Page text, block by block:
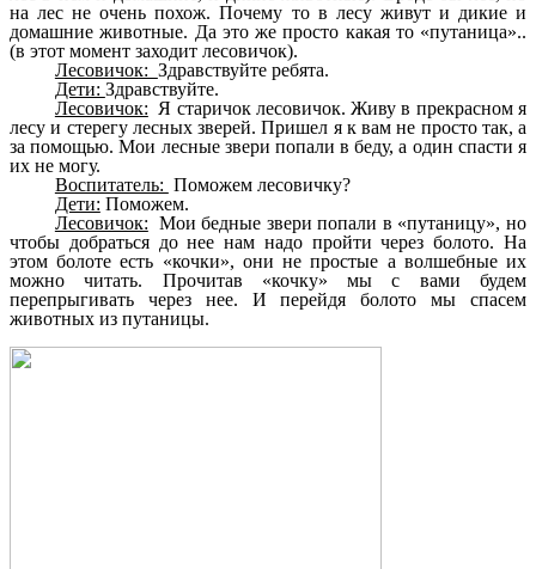
на лес не очень похож. Почему то в лесу живут и дикие и
домашние животные. Да это же просто какая то «путаница»..
(в этот момент заходит лесовичок).
Лесовичок: Здравствуйте ребята.
Дети: Здравствуйте.
Лесовичок: Я старичок лесовичок. Живу в прекрасном я
лесу и стерегу лесных зверей. Пришел я к вам не просто так, а
за помощью. Мои лесные звери попали в беду, а один спасти я
их не могу.
Воспитатель: Поможем лесовичку?
Дети: Поможем.
Лесовичок: Мои бедные звери попали в «путаницу», но
чтобы добраться до нее нам надо пройти через болото. На
этом болоте есть «кочки», они не простые а волшебные их
можно читать. Прочитав «кочку» мы с вами будем
перепрыгивать через нее. И перейдя болото мы спасем
животных из путаницы.